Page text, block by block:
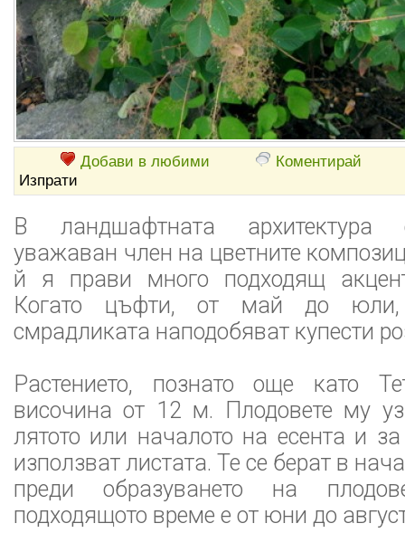
Добави в любими
Коментирай
Изпрати
В ландшафтната архитектура
уважаван член на цветните
й я прави много подходящ
Когато цъфти, от май до юли,
смрадликата наподобяват купести
Растението, познато още като
височина от 12 м. Плодовете му
лятото или началото на есента и
използват листата. Те се берат в
преди образуването на
подходящото време е от юни до